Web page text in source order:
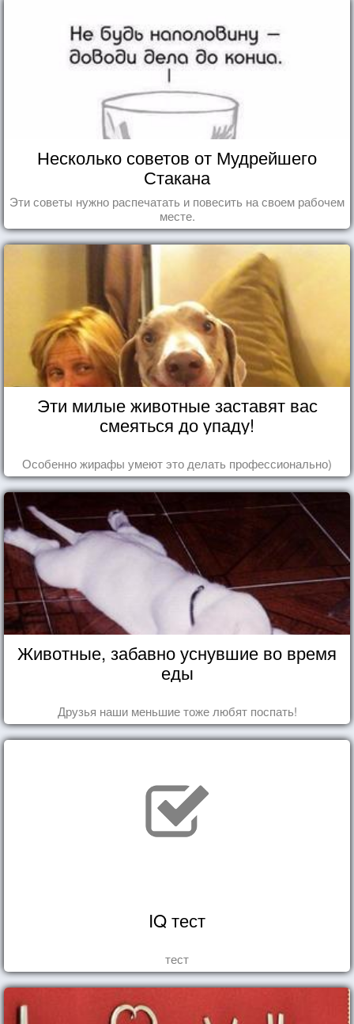
Несколько советов от Мудрейшего
Стакана
Эти советы нужно распечатать и повесить на своем рабочем
месте.
Эти милые животные заставят вас
смеяться до упаду!
Особенно жирафы умеют это делать профессионально)
Животные, забавно уснувшие во время
еды
Друзья наши меньшие тоже любят поспать!
IQ тест
тест